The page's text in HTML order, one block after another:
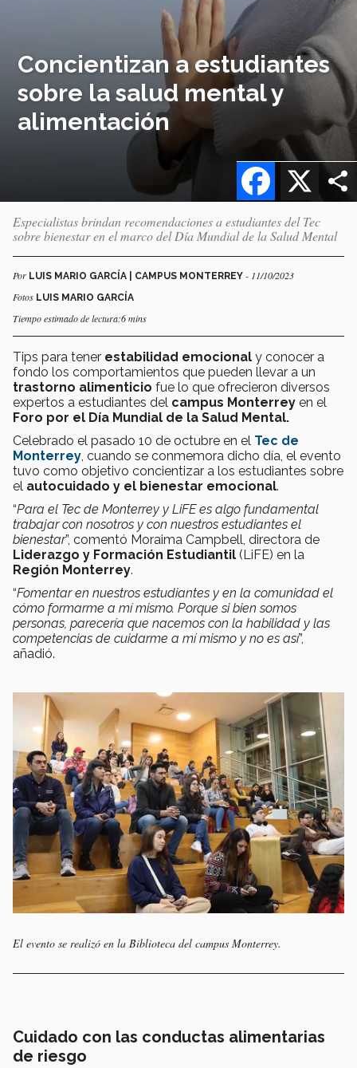
Concientizan a estudiantes
sobre la salud mental y
alimentación
X
Facebook
Especialistas brindan recomendaciones a estudiantes del Tec
sobre bienestar en el marco del Día Mundial de la Salud Mental
Por LUIS MARIO GARCÍA | CAMPUS MONTERREY - 11/10/2023
Fotos LUIS MARIO GARCÍA
Tiempo estimado de lectura:6 mins
Tips para tener estabilidad emocional y conocer a
fondo los comportamientos que pueden llevar a un
trastorno alimenticio fue lo que ofrecieron diversos
expertos a estudiantes del campus Monterrey en el
Foro por el Día Mundial de la Salud Mental.
Celebrado el pasado 10 de octubre en el Tec de
Monterrey , cuando se conmemora dicho día, el evento
tuvo como objetivo concientizar a los estudiantes sobre
el autocuidado y el bienestar emocional.
“Para el Tec de Monterrey y LiFE es algo fundamental
trabajar con nosotros y con nuestros estudiantes el
bienestar”, comentó Moraima Campbell, directora de
Liderazgo y Formación Estudiantil (LiFE) en la
Región Monterrey.
“Fomentar en nuestros estudiantes y en la comunidad el
cómo formarme a mí mismo. Porque si bien somos
personas, parecería que nacemos con la habilidad y las
competencias de cuidarme a mí mismo y no es así”,
añadió.
El evento se realizó en la Biblioteca del campus Monterrey.
Cuidado con las conductas alimentarias
de riesgo